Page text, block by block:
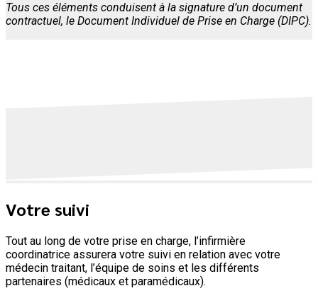
Tous ces éléments conduisent à la signature d’un document
contractuel, le Document Individuel de Prise en Charge (DIPC).
Votre suivi
Tout au long de votre prise en charge, l’infirmière
coordinatrice assurera votre suivi en relation avec votre
médecin traitant, l’équipe de soins et les différents
partenaires (médicaux et paramédicaux).